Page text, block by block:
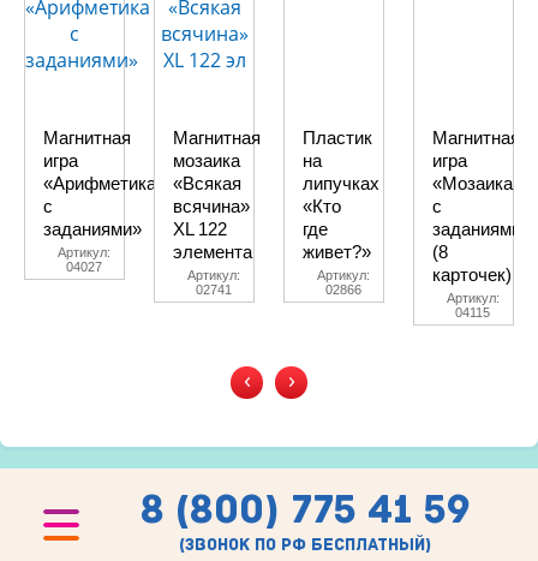
Магнитная
игра
«Арифметика
с
заданиями»
Артикул:
04027
Магнитная
мозаика
«Всякая
всячина»
XL 122
элемента
Артикул:
02741
Пластик
на
липучках
«Кто
где
живет?»
Артикул:
02866
Магнитная
игра
«Мозаика
с
заданиями»
(8
карточек)
Артикул:
04115
‹ ›
8 (800) 775 41 59
(звонок по рф бесплатный)